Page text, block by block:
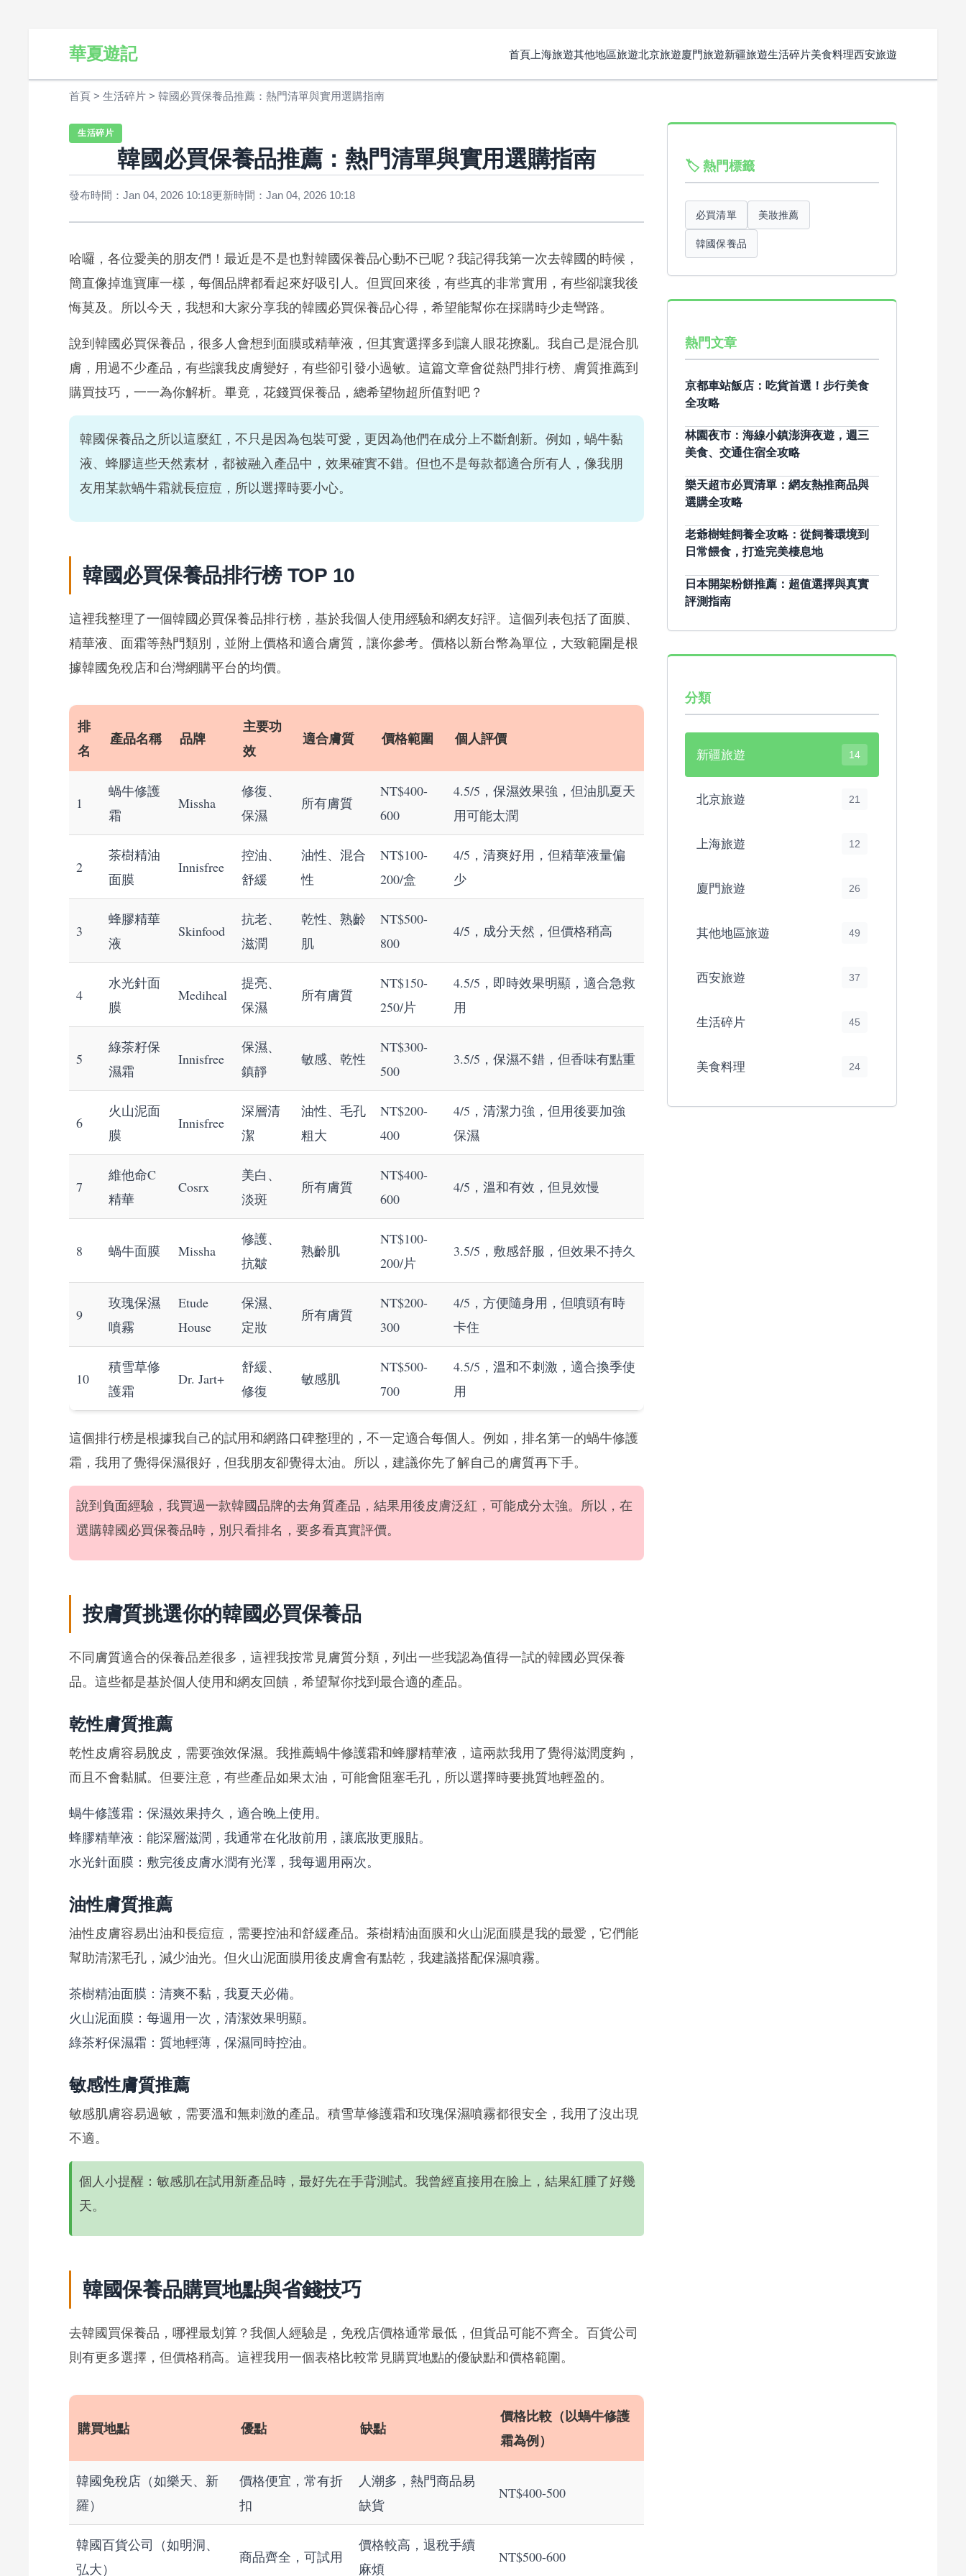
華夏遊記 首頁 上海旅遊其他地區旅遊北京旅遊廈門旅遊新疆旅遊生活碎片美食料理西安旅遊
首頁 > 生活碎片 > 韓國必買保養品推薦：熱門清單與實用選購指南
生活碎片
韓國必買保養品推薦：熱門清單與實用選購指南
發布時間：Jan 04, 2026 10:18更新時間：Jan 04, 2026 10:18
哈囉，各位愛美的朋友們！最近是不是也對韓國保養品心動不已呢？我記得我第一次去韓國的時候，
簡直像掉進寶庫一樣，每個品牌都看起來好吸引人。但買回來後，有些真的非常實用，有些卻讓我後
悔莫及。所以今天，我想和大家分享我的韓國必買保養品心得，希望能幫你在採購時少走彎路。
說到韓國必買保養品，很多人會想到面膜或精華液，但其實選擇多到讓人眼花撩亂。我自己是混合肌
膚，用過不少產品，有些讓我皮膚變好，有些卻引發小過敏。這篇文章會從熱門排行榜、膚質推薦到
購買技巧，一一為你解析。畢竟，花錢買保養品，總希望物超所值對吧？
韓國保養品之所以這麼紅，不只是因為包裝可愛，更因為他們在成分上不斷創新。例如，蝸牛黏
液、蜂膠這些天然素材，都被融入產品中，效果確實不錯。但也不是每款都適合所有人，像我朋
友用某款蝸牛霜就長痘痘，所以選擇時要小心。
韓國必買保養品排行榜 TOP 10
這裡我整理了一個韓國必買保養品排行榜，基於我個人使用經驗和網友好評。這個列表包括了面膜、
精華液、面霜等熱門類別，並附上價格和適合膚質，讓你參考。價格以新台幣為單位，大致範圍是根
據韓國免稅店和台灣網購平台的均價。
排
名
產品名稱 品牌
主要功
效
適合膚質 價格範圍 個人評價
1
蝸牛修護
霜
Missha
修復、
保濕
所有膚質
NT$400-
600
4.5/5，保濕效果強，但油肌夏天
用可能太潤
2
茶樹精油
面膜
Innisfree
控油、
舒緩
油性、混合
性
NT$100-
200/盒
4/5，清爽好用，但精華液量偏
少
3
蜂膠精華
液
Skinfood
抗老、
滋潤
乾性、熟齡
肌
NT$500-
800
4/5，成分天然，但價格稍高
4
水光針面
膜
Mediheal
提亮、
保濕
所有膚質
NT$150-
250/片
4.5/5，即時效果明顯，適合急救
用
5
綠茶籽保
濕霜
Innisfree
保濕、
鎮靜
敏感、乾性
NT$300-
500
3.5/5，保濕不錯，但香味有點重
6
火山泥面
膜
Innisfree
深層清
潔
油性、毛孔
粗大
NT$200-
400
4/5，清潔力強，但用後要加強
保濕
7
維他命C
精華
Cosrx
美白、
淡斑
所有膚質
NT$400-
600
4/5，溫和有效，但見效慢
8 蝸牛面膜 Missha
修護、
抗皺
熟齡肌
NT$100-
200/片
3.5/5，敷感舒服，但效果不持久
9
玫瑰保濕
噴霧
Etude
House
保濕、
定妝
所有膚質
NT$200-
300
4/5，方便隨身用，但噴頭有時
卡住
10
積雪草修
護霜
Dr. Jart+
舒緩、
修復
敏感肌
NT$500-
700
4.5/5，溫和不刺激，適合換季使
用
這個排行榜是根據我自己的試用和網路口碑整理的，不一定適合每個人。例如，排名第一的蝸牛修護
霜，我用了覺得保濕很好，但我朋友卻覺得太油。所以，建議你先了解自己的膚質再下手。
說到負面經驗，我買過一款韓國品牌的去角質產品，結果用後皮膚泛紅，可能成分太強。所以，在
選購韓國必買保養品時，別只看排名，要多看真實評價。
按膚質挑選你的韓國必買保養品
不同膚質適合的保養品差很多，這裡我按常見膚質分類，列出一些我認為值得一試的韓國必買保養
品。這些都是基於個人使用和網友回饋，希望幫你找到最合適的產品。
乾性膚質推薦
乾性皮膚容易脫皮，需要強效保濕。我推薦蝸牛修護霜和蜂膠精華液，這兩款我用了覺得滋潤度夠，
而且不會黏膩。但要注意，有些產品如果太油，可能會阻塞毛孔，所以選擇時要挑質地輕盈的。
蝸牛修護霜：保濕效果持久，適合晚上使用。
蜂膠精華液：能深層滋潤，我通常在化妝前用，讓底妝更服貼。
水光針面膜：敷完後皮膚水潤有光澤，我每週用兩次。
油性膚質推薦
油性皮膚容易出油和長痘痘，需要控油和舒緩產品。茶樹精油面膜和火山泥面膜是我的最愛，它們能
幫助清潔毛孔，減少油光。但火山泥面膜用後皮膚會有點乾，我建議搭配保濕噴霧。
茶樹精油面膜：清爽不黏，我夏天必備。
火山泥面膜：每週用一次，清潔效果明顯。
綠茶籽保濕霜：質地輕薄，保濕同時控油。
敏感性膚質推薦
敏感肌膚容易過敏，需要溫和無刺激的產品。積雪草修護霜和玫瑰保濕噴霧都很安全，我用了沒出現
不適。
個人小提醒：敏感肌在試用新產品時，最好先在手背測試。我曾經直接用在臉上，結果紅腫了好幾
天。
韓國保養品購買地點與省錢技巧
去韓國買保養品，哪裡最划算？我個人經驗是，免稅店價格通常最低，但貨品可能不齊全。百貨公司
則有更多選擇，但價格稍高。這裡我用一個表格比較常見購買地點的優缺點和價格範圍。
購買地點 優點 缺點
價格比較（以蝸牛修護
霜為例）
韓國免稅店（如樂天、新
羅）
價格便宜，常有折
扣
人潮多，熱門商品易
缺貨
NT$400-500
韓國百貨公司（如明洞、
弘大）
商品齊全，可試用
價格較高，退稅手續
麻煩
NT$500-600
🏷️ 熱門標籤
必買清單 美妝推薦
韓國保養品
熱門文章
京都車站飯店：吃貨首選！步行美食
全攻略
林園夜市：海線小鎮澎湃夜遊，週三
美食、交通住宿全攻略
樂天超市必買清單：網友熱推商品與
選購全攻略
老爺樹蛙飼養全攻略：從飼養環境到
日常餵食，打造完美棲息地
日本開架粉餅推薦：超值選擇與真實
評測指南
分類
新疆旅遊 14
北京旅遊 21
上海旅遊 12
廈門旅遊 26
其他地區旅遊 49
西安旅遊 37
生活碎片 45
美食料理 24